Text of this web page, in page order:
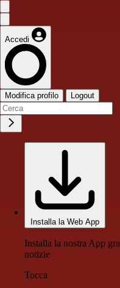
Accedi
Modifica profilo Logout
Installa la Web App
Installa la nostra App
notizie
Tocca